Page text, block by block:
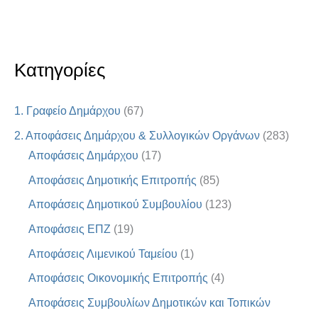
Κατηγορίες
1. Γραφείο Δημάρχου (67)
2. Αποφάσεις Δημάρχου & Συλλογικών Οργάνων (283)
Αποφάσεις Δημάρχου (17)
Αποφάσεις Δημοτικής Επιτροπής (85)
Αποφάσεις Δημοτικού Συμβουλίου (123)
Αποφάσεις ΕΠΖ (19)
Αποφάσεις Λιμενικού Ταμείου (1)
Αποφάσεις Οικονομικής Επιτροπής (4)
Αποφάσεις Συμβουλίων Δημοτικών και Τοπικών